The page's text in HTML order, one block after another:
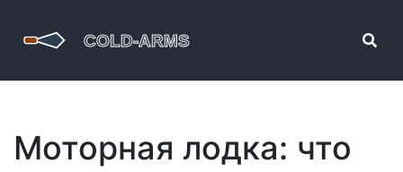
Моторная лодка: что